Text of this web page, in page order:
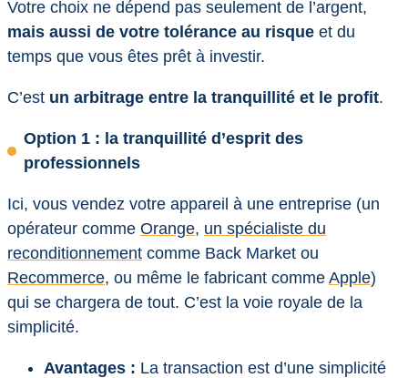
Votre choix ne dépend pas seulement de l’argent,
mais aussi de votre tolérance au risque et du
temps que vous êtes prêt à investir.
C’est un arbitrage entre la tranquillité et le profit.
Option 1 : la tranquillité d’esprit des
professionnels
Ici, vous vendez votre appareil à une entreprise (un
opérateur comme Orange, un spécialiste du
reconditionnement comme Back Market ou
Recommerce, ou même le fabricant comme Apple)
qui se chargera de tout. C’est la voie royale de la
simplicité.
Avantages : La transaction est d’une simplicité